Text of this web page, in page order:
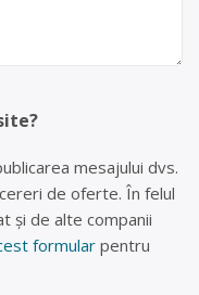
mesajului dvs.
de oferte. În felul
și de alte companii
formular pentru